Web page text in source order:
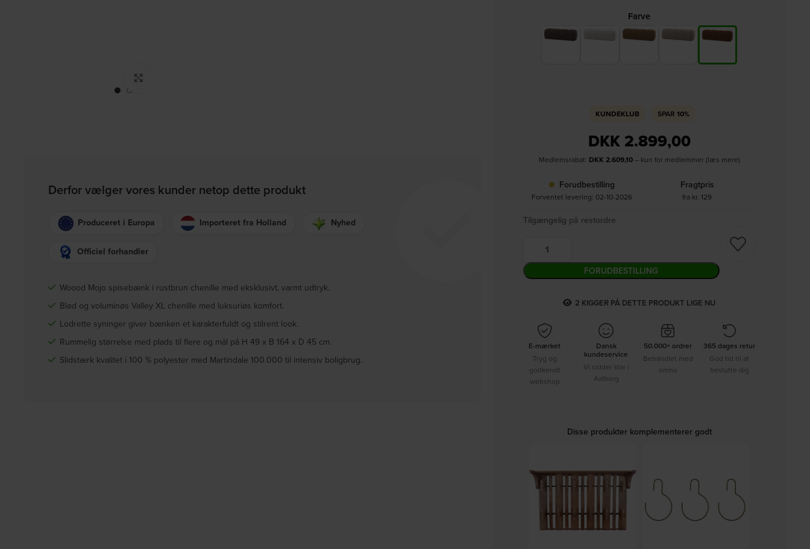
Derfor vælger vores kunder netop dette produkt
Produceret i Europa Importeret fra Holland Nyhed
Officiel forhandler
Woood Mojo spisebænk i rustbrun chenille med eksklusivt, varmt udtryk.
Blød og voluminøs Valley XL chenille med luksuriøs komfort.
Lodrette syninger giver bænken et karakterfuldt og stilrent look.
Rummelig størrelse med plads til flere og mål på H 49 x B 164 x D 45 cm.
Slidstærk kvalitet i 100 % polyester med Martindale 100.000 til intensiv boligbrug.
Farve
KUNDEKLUB SPAR 10%
DKK2.899,00
Medlemsrabat: DKK 2.609,10– kun for medlemmer (læs mere)
Forudbestilling
Forventet levering: 02-10-2026
Fragtpris
fra kr. 129
Tilgængelig på restordre
FORUDBESTILLING
2 KIGGER PÅ DETTE PRODUKT LIGE NU
E-mærket
Tryg og
godkendt
webshop
Dansk
kundeservice
Vi sidder klar i
Aalborg
50.000+ ordrer
Behandlet med
omhu
365 dages retur
God tid til at
beslutte dig
Disse produkter komplementerer godt